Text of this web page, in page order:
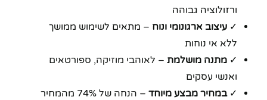
ורזולוציה גבוהה
✓ עיצוב ארגונומי ונוח – מתאים לשימוש ממושך
ללא אי נוחות
✓ מתנה מושלמת – לאוהבי מוזיקה, ספורטאים
ואנשי עסקים
✓במחיר מבצע מיוחד
– הנחה של 74% מהמחיר